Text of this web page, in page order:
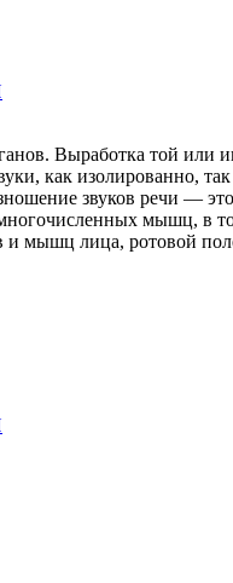
Выработка той
как изолированно,
звуков речи —
мышц, в
мышц лица, ротовой